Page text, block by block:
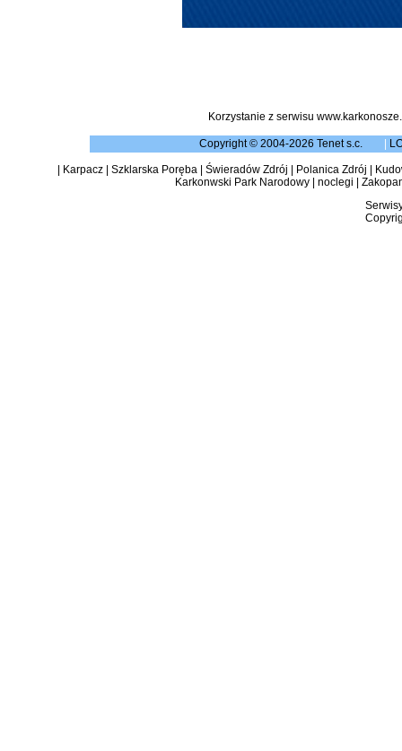
Korzystanie z serwisu
Copyright © 2004-2026 Tenet s.c.
Karpacz| Szklarska Poręba| Świeradów Zdrój Polanica Zdrój
Karkonwski Park Narodowy| noclegi